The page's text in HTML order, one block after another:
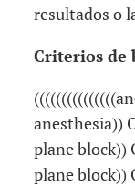
resultados o
Criterios de
anesthesia))
plane block))
plane block))